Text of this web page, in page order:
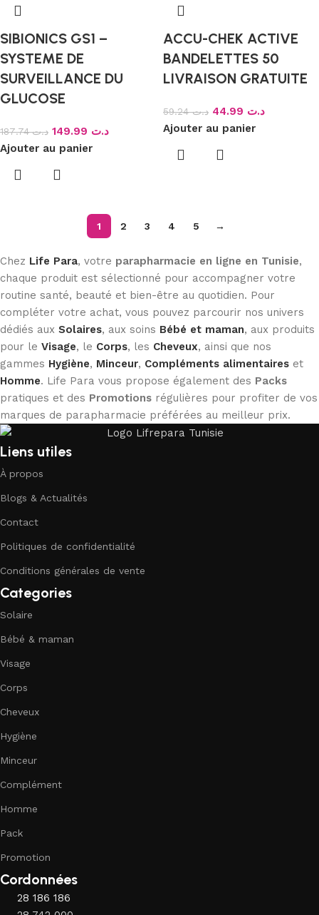
SIBIONICS GS1 –
SYSTEME DE
SURVEILLANCE DU
GLUCOSE
د.ت187.74 د.ت
Ajouter au panier
ACCU-CHEK ACTIVE
BANDELETTES 50
LIVRAISON GRATUITE
د.ت59.24 د.ت
Ajouter au panier
1 2 3 4 5 →
Chez Life Para, votre parapharmacie en ligne en Tunisie,
chaque produit est sélectionné pour accompagner votre
routine santé, beauté et bien-être au quotidien. Pour
compléter votre achat, vous pouvez parcourir nos univers
dédiés aux Solaires, aux soins Bébé et maman, aux produits
pour le Visage, le Corps, les Cheveux, ainsi que nos
gammes Hygiène, Minceur, Compléments alimentaires et
Homme. Life Para vous propose également des Packs
pratiques et des Promotions régulières pour profiter de vos
marques de parapharmacie préférées au meilleur prix.
Liens utiles
À propos
Blogs & Actualités
Contact
Politiques de confidentialité
Conditions générales de vente
Categories
Solaire
Bébé & maman
Visage
Corps
Cheveux
Hygiène
Minceur
Complément
Homme
Pack
Promotion
Cordonnées
28 186 186